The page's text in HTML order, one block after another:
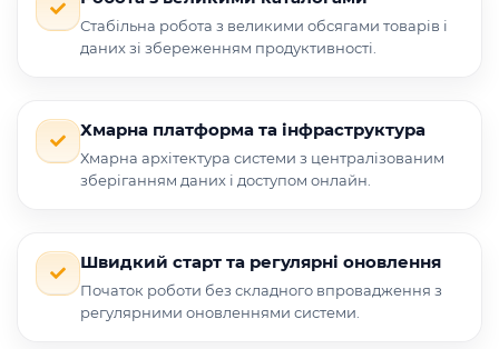
Стабільна робота з великими обсягами товарів і
даних зі збереженням продуктивності.
Хмарна платформа та інфраструктура
Хмарна архітектура системи з централізованим
зберіганням даних і доступом онлайн.
Швидкий старт та регулярні оновлення
Початок роботи без складного впровадження з
регулярними оновленнями системи.